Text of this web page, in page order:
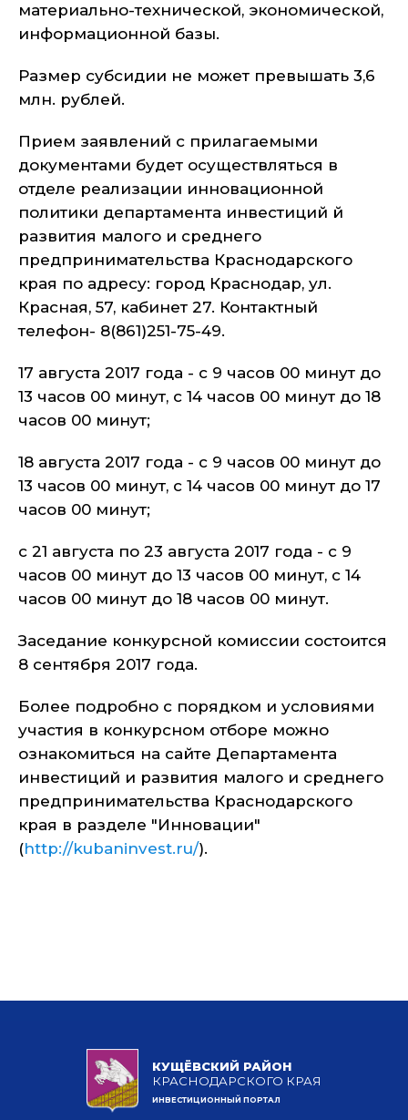
материально-технической, экономической,
информационной базы.
Размер субсидии не может превышать 3,6
млн. рублей.
Прием заявлений с прилагаемыми
документами будет осуществляться в
отделе реализации инновационной
политики департамента инвестиций й
развития малого и среднего
предпринимательства Краснодарского
края по адресу: город Краснодар, ул.
Красная, 57, кабинет 27. Контактный
телефон- 8(861)251-75-49.
17 августа 2017 года - с 9 часов 00 минут до
13 часов 00 минут, с 14 часов 00 минут до 18
часов 00 минут;
18 августа 2017 года - с 9 часов 00 минут до
13 часов 00 минут, с 14 часов 00 минут до 17
часов 00 минут;
с 21 августа по 23 августа 2017 года - с 9
часов 00 минут до 13 часов 00 минут, с 14
часов 00 минут до 18 часов 00 минут.
Заседание конкурсной комиссии состоится
8 сентября 2017 года.
Более подробно с порядком и условиями
участия в конкурсном отборе можно
ознакомиться на сайте Департамента
инвестиций и развития малого и среднего
предпринимательства Краснодарского
края в разделе "Инновации"
(http://kubaninvest.ru/).
КУЩЁВСКИЙ РАЙОН
КРАСНОДАРСКОГО КРАЯ
ИНВЕСТИЦИОННЫЙ ПОРТАЛ